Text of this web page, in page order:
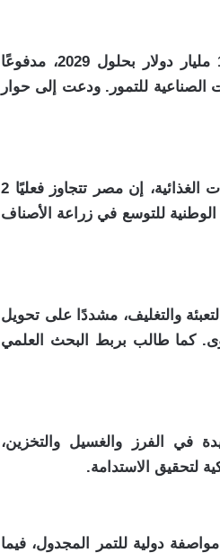
أوضحت أن السوق العالمي للتمور يتجه نحو التوسع ليصل إلى 18.76 مليار دولار بحلول 2029، مدفوعًا
الصناعية للتمور. ودعت إلى حوار
من جانبه، قال أمجد القاضي، المدير التنفيذي لمركز تكنولوجيا الصناعات الغذائية، إن مصر تتجاوز فعليًا 2
الوطنية للتوسع في زراعة الأصناف
والتغليف، مشددًا على تحويل
كما طالب بربط البحث العلمي
في الفرز والغسيل والتخزين،
لتحقيق الاستدامة.
دولية للتمر المجدول، فيما